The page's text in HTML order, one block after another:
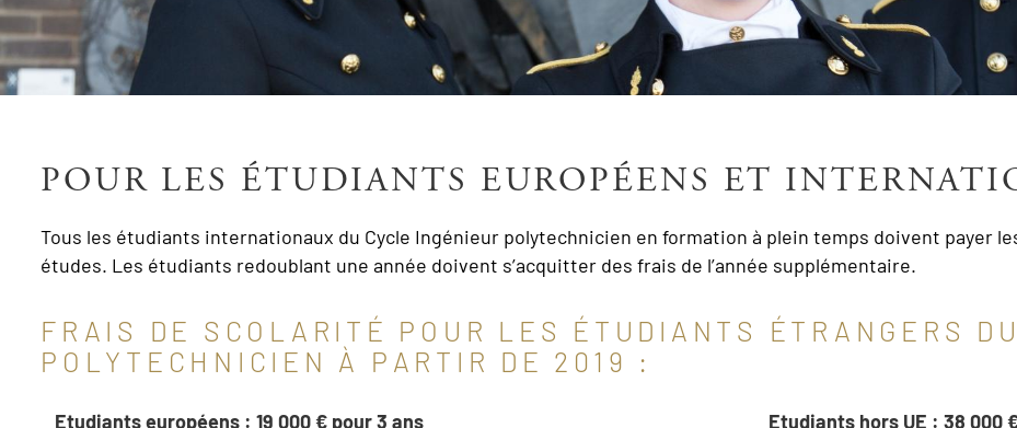
POUR LES ÉTUDIANTS EUROPÉENS ET
Tous les étudiants internationaux du Cycle Ingénieur polytechnicien en formation à plein temps doivent payer
études. Les étudiants redoublant une année doivent s’acquitter des frais de l’année supplémentaire.
FRAIS DE SCOLARITÉ POUR LES ÉTUDIANTS ÉTRANGERS
POLYTECHNICIEN À PARTIR DE 2019 :
Etudiants européens : 19 000 € pour 3 ans
Etudiants hors UE : 38 000